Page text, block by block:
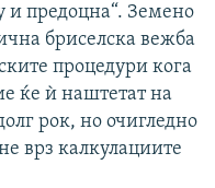
и предоцна“. Земено
бриселска вежба
процедури кога
ќе ѝ наштетат на
рок, но очигледно
врз калкулациите